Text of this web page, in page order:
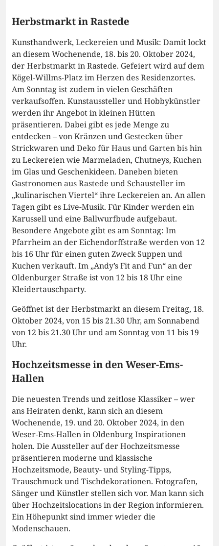
Herbstmarkt in Rastede
Kunsthandwerk, Leckereien und Musik: Damit lockt
an diesem Wochenende, 18. bis 20. Oktober 2024,
der Herbstmarkt in Rastede. Gefeiert wird auf dem
Kögel-Willms-Platz im Herzen des Residenzortes.
Am Sonntag ist zudem in vielen Geschäften
verkaufsoffen. Kunstaussteller und Hobbykünstler
werden ihr Angebot in kleinen Hütten
präsentieren. Dabei gibt es jede Menge zu
entdecken – von Kränzen und Gestecken über
Strickwaren und Deko für Haus und Garten bis hin
zu Leckereien wie Marmeladen, Chutneys, Kuchen
im Glas und Geschenkideen. Daneben bieten
Gastronomen aus Rastede und Schausteller im
„kulinarischen Viertel“ ihre Leckereien an. An allen
Tagen gibt es Live-Musik. Für Kinder werden ein
Karussell und eine Ballwurfbude aufgebaut.
Besondere Angebote gibt es am Sonntag: Im
Pfarrheim an der Eichendorffstraße werden von 12
bis 16 Uhr für einen guten Zweck Suppen und
Kuchen verkauft. Im „Andy’s Fit and Fun“ an der
Oldenburger Straße ist von 12 bis 18 Uhr eine
Kleidertauschparty.
Geöffnet ist der Herbstmarkt an diesem Freitag, 18.
Oktober 2024, von 15 bis 21.30 Uhr, am Sonnabend
von 12 bis 21.30 Uhr und am Sonntag von 11 bis 19
Uhr.
Hochzeitsmesse in den Weser-Ems-
Hallen
Die neuesten Trends und zeitlose Klassiker – wer
ans Heiraten denkt, kann sich an diesem
Wochenende, 19. und 20. Oktober 2024, in den
Weser-Ems-Hallen in Oldenburg Inspirationen
holen. Die Aussteller auf der Hochzeitsmesse
präsentieren moderne und klassische
Hochzeitsmode, Beauty- und Styling-Tipps,
Trauschmuck und Tischdekorationen. Fotografen,
Sänger und Künstler stellen sich vor. Man kann sich
über Hochzeitslocations in der Region informieren.
Ein Höhepunkt sind immer wieder die
Modenschauen.